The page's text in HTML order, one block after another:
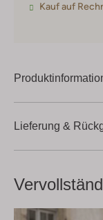
Kauf auf
Lieferung &